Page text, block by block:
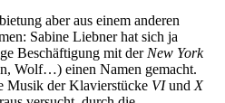
aber aus einem anderen
Sabine Liebner hat sich ja
Beschäftigung mit der New York
Wolf…) einen Namen gemacht.
Musik der Klavierstücke VIund X